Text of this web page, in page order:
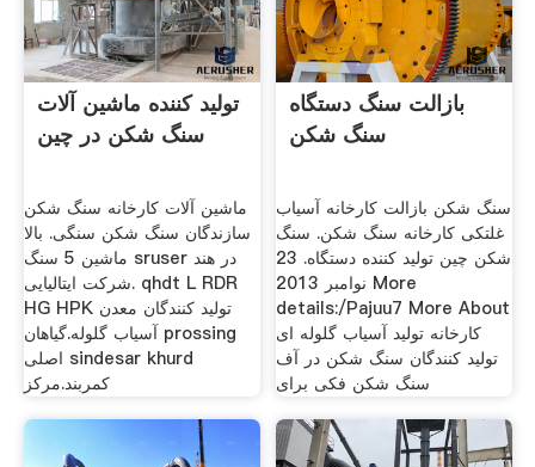
تولید کننده ماشین آلات
سنگ شکن در چین
ماشین آلات کارخانه سنگ شکن
سازندگان سنگ شکن سنگی. بالا
ماشین 5 سنگ sruser در هند
شرکت ایتالیایی. qhdt L RDR
HG HPK تولید کنندگان معدن
آسیاب گلوله.گیاهان prossing
اصلی sindesar khurd
کمربند.مرکز
بازالت سنگ دستگاه
سنگ شکن
سنگ شکن بازالت کارخانه آسیاب
غلتکی کارخانه سنگ شکن. سنگ
شکن چین تولید کننده دستگاه. 23
نوامبر 2013 More
details:/Pajuu7 More About
کارخانه تولید آسیاب گلوله ای
تولید کنندگان سنگ شکن در آف
سنگ شکن فکی برای